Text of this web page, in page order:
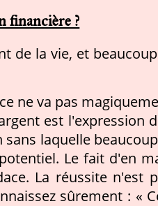
financière ?
de la vie, et
ne va pas
est l'expression
laquelle
Le fait d'en
La réussite n'est
sûrement : «